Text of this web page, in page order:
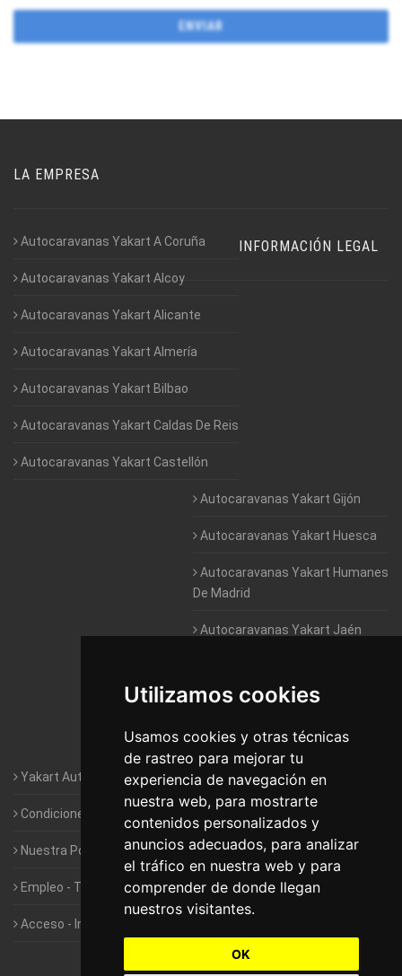
Utilizamos cookies
Usamos cookies y otras técnicas
de rastreo para mejorar tu
experiencia de navegación en
nuestra web, para mostrarte
contenidos personalizados y
anuncios adecuados, para analizar
el tráfico en nuestra web y para
comprender de donde llegan
nuestros visitantes.
OK
LA EMPRESA
Autocaravanas Yakart A Coruña
Autocaravanas Yakart Alcoy
Autocaravanas Yakart Alicante
Autocaravanas Yakart Almería
Autocaravanas Yakart Bilbao
Autocaravanas Yakart Caldas De Reis
Autocaravanas Yakart Castellón
Autocaravanas Yakart Gijón
Autocaravanas Yakart Huesca
Autocaravanas Yakart Humanes
De Madrid
Autocaravanas Yakart Jaén
Autocaravanas Yakart Valencia
Autocaravanas Yakart Vitoria
INFORMACIÓN LEGAL
Yakart Autocaravanas · La empresa
Condiciones de Alquiler de Yakart
Nuestra Política de Privacidad
Empleo - Trabaja con nosotros
Acceso - Intranet de Franquiciados